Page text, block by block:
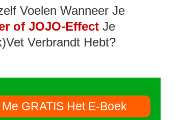
Voelen Wanneer Je
of JOJO-Effect Je
Verbrandt Hebt?
GRATIS Het E-Boek